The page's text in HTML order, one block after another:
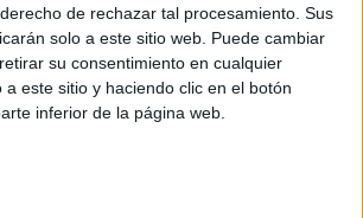
de rechazar tal procesamiento. Sus
solo a este sitio web. Puede cambiar
su consentimiento en cualquier
a este sitio y haciendo clic en el botón
inferior de la página web.
A
meses